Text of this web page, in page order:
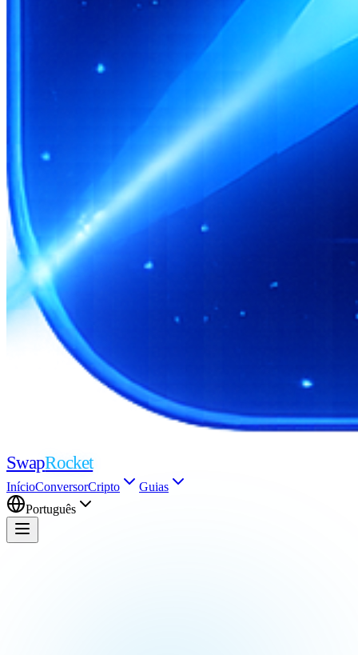
SwapRocket
InícioConversorCripto
Guias
Português